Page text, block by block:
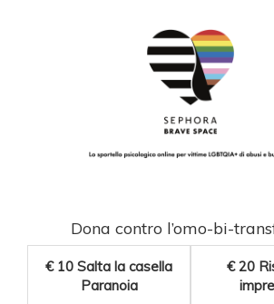
Dona contro l’omo-bi-
€ 10 Salta la casella
Paranoia
€ 20